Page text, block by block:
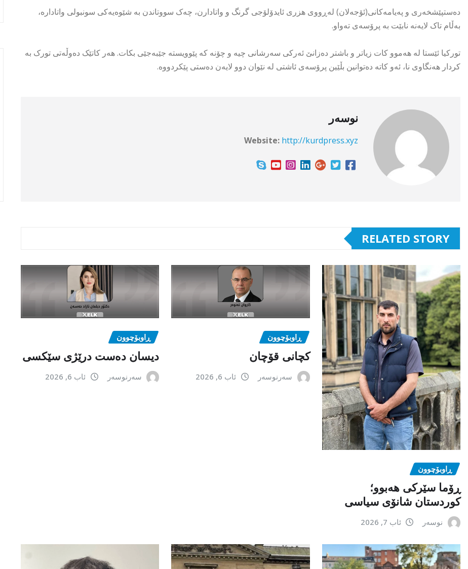
دەستپێشخەری و پەیامەکانی(ئۆجەلان) لەڕووی هزری ئایدۆلۆجی گرنگ و واتادارن، چەک سووتاندن بە شێوەیەکی سونبولی واتادارە،
بەڵام تاک لایەنە نابێت بە پرۆسەی تەواو.
تورکیا ئێستا لە هەموو کات زیاتر و باشتر دەزانێ ئەرکی سەرشانی چیە و چۆنە کە پێوویستە جێبەجێی بکات. هەر کاتێک دەوڵەتی تورک بە
کردار هەنگاوی نا، ئەو کاتە دەتوانین بڵێین پرۆسەی ئاشتی لە نێوان دوو لایەن دەستی پێکردووە.
نوسەر
Website: http://kurdpress.xyz
RELATED STORY
ڕاوبۆچوون
ڕۆما سێرکی هەبوو؛
کوردستان شانۆی سیاسی
نوسەر ئاب 7, 2026
ڕاوبۆچوون
کچانی قۆچان
سەرنوسەر ئاب 6, 2026
ڕاوبۆچوون
دیسان دەست درێژی سێکسی
سەرنوسەر ئاب 6, 2026